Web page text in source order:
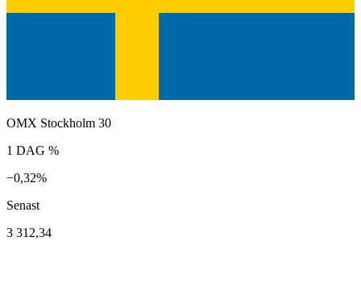
OMX Stockholm 30
1 DAG %
−0,32%
Senast
3 312,34